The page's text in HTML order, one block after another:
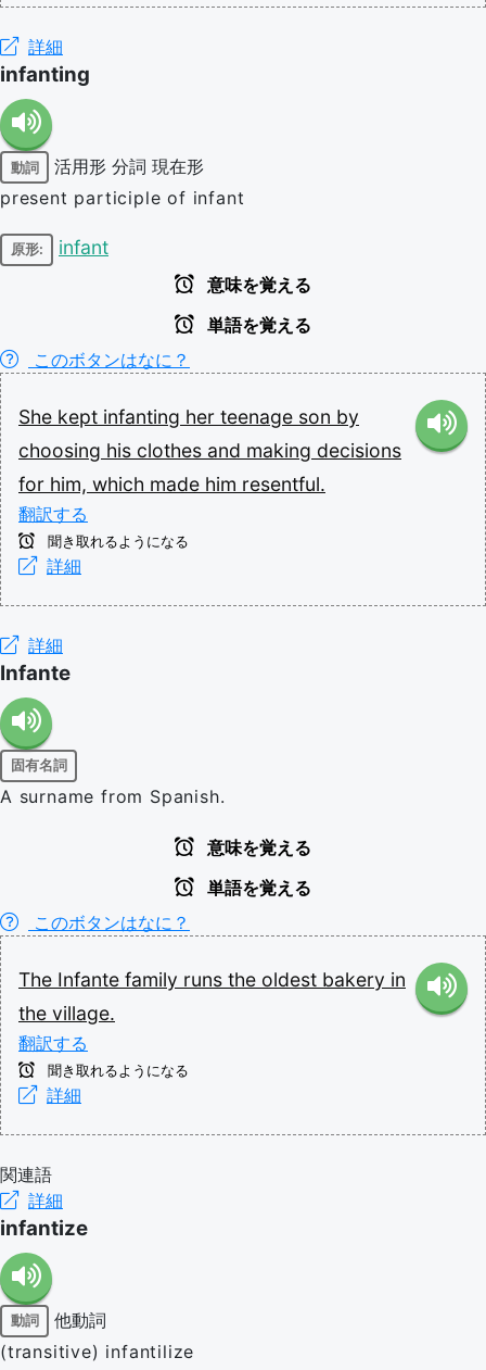
詳細
infanting
動詞 活用形 分詞 現在形
present participle of infant
原形: infant
意味を覚える
単語を覚える
このボタンはなに？
She kept infanting her teenage son by
choosing his clothes and making decisions
for him, which made him resentful.
翻訳する
聞き取れるようになる
詳細
詳細
Infante
固有名詞
A surname from Spanish.
意味を覚える
単語を覚える
このボタンはなに？
The Infante family runs the oldest bakery in
the village.
翻訳する
聞き取れるようになる
詳細
関連語
詳細
infantize
動詞
他動詞
(transitive) infantilize